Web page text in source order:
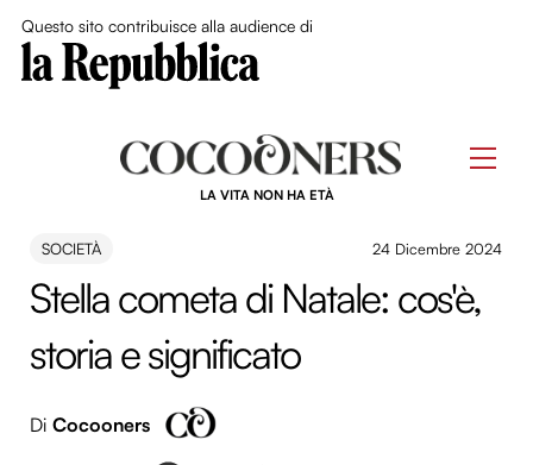
Questo sito contribuisce alla audience di
LA VITA NON HA ETÀ
SOCIETÀ 24 Dicembre 2024
Stella cometa di Natale: cos'è,
storia e significato
Di Cocooners